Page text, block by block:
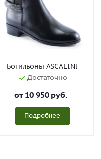
Ботильоны ASCALINI
Достаточно
от 10 950 руб.
Подробнее